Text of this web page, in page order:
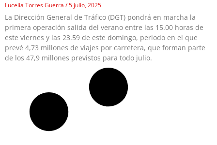
Lucelia Torres Guerra 5 julio, 2025
La Dirección General de Tráfico (DGT) pondrá en marcha la
primera operación salida del verano entre las 15.00 horas de
este viernes y las 23.59 de este domingo, periodo en el que
prevé 4,73 millones de viajes por carretera, que forman parte
de los 47,9 millones previstos para todo julio.